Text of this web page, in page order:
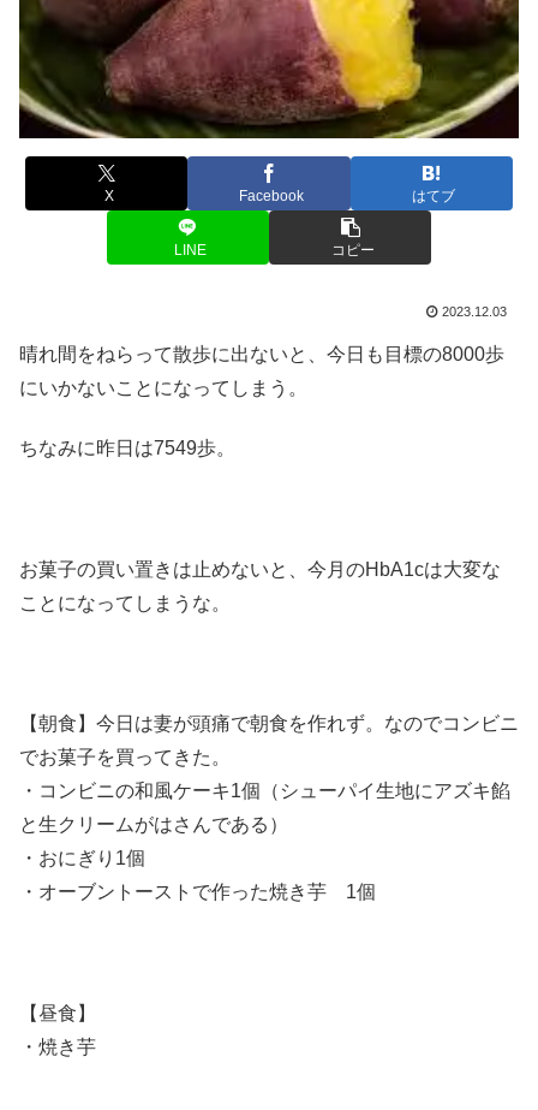
X Facebook はてブ
LINE コピー
2023.12.03
晴れ間をねらって散歩に出ないと、今日も目標の8000歩
にいかないことになってしまう。
ちなみに昨日は7549歩。
お菓子の買い置きは止めないと、今月のHbA1cは大変な
ことになってしまうな。
【朝食】今日は妻が頭痛で朝食を作れず。なのでコンビニ
でお菓子を買ってきた。
・コンビニの和風ケーキ1個（シューパイ生地にアズキ餡
と生クリームがはさんである）
・おにぎり1個
・オーブントーストで作った焼き芋 1個
【昼食】
・焼き芋